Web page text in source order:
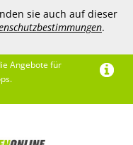
sie auch auf dieser
.
Angebote für